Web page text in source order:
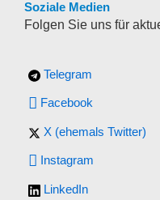
Soziale Medien
Folgen Sie uns für
Telegram
Facebook
X (ehemals Twitter)
Instagram
LinkedIn